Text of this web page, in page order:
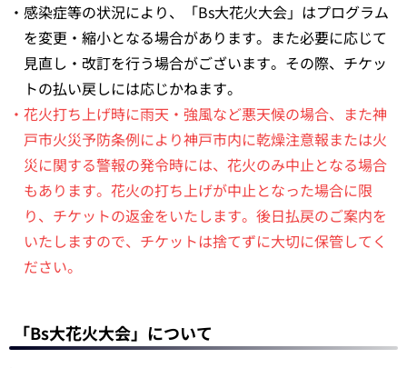
・感染症等の状況により、「Bs大花火大会」はプログラム
を変更・縮小となる場合があります。また必要に応じて
見直し・改訂を行う場合がございます。その際、チケッ
トの払い戻しには応じかねます。
・花火打ち上げ時に雨天・強風など悪天候の場合、また神
戸市火災予防条例により神戸市内に乾燥注意報または火
災に関する警報の発令時には、花火のみ中止となる場合
もあります。花火の打ち上げが中止となった場合に限
り、チケットの返金をいたします。後日払戻のご案内を
いたしますので、チケットは捨てずに大切に保管してく
ださい。
「Bs大花火大会」について